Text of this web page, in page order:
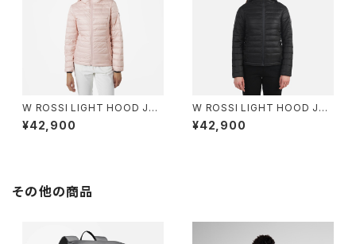
W ROSSI LIGHT HOOD JKT
- 337 POWDER PINK
¥42,900
W ROSSI LIGHT HOOD JKT
- 200 BLACK
¥42,900
その他の商品